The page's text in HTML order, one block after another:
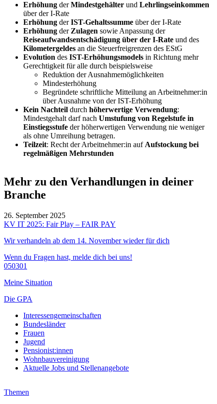
Erhöhung derMindestgehälter und Lehrlingseinkommen
über der I-Rate
Erhöhung derIST-Gehaltssumme über der I-Rate
Erhöhung der Zulagen sowie Anpassung der
Reiseaufwandsentschädigung über der I-Rate und des
Kilometergeldes an die Steuerfreigrenzen des EStG
Evolution des IST-Erhöhungsmodels in Richtung mehr
Gerechtigkeit für alle durch beispielsweise
Reduktion der Ausnahmemöglichkeiten
Mindesterhöhung
Begründete schriftliche Mitteilung an Arbeitnehmer:in
über Ausnahme von der IST-Erhöhung
Kein Nachteil durch höherwertige Verwendung:
Mindestgehalt darf nach Umstufung von Regelstufe in
Einstiegsstufe der höherwertigen Verwendung nie weniger
als ohne Umreihung betragen.
Teilzeit: Recht der Arbeitnehmer:in auf Aufstockung bei
regelmäßigen Mehrstunden
Mehr zu den Verhandlungen in deiner
Branche
26. September 2025
KV IT 2025: Fair Play – FAIR PAY
Wir verhandeln ab dem 14. Novemberwieder für dich
Wenn du Fragen hast, melde dich bei uns!
050301
Meine Situation
Die GPA
Interessengemeinschaften
Bundesländer
Frauen
Jugend
Pensionist:innen
Wohnbauvereinigung
Aktuelle Jobs und Stellenangebote
Themen